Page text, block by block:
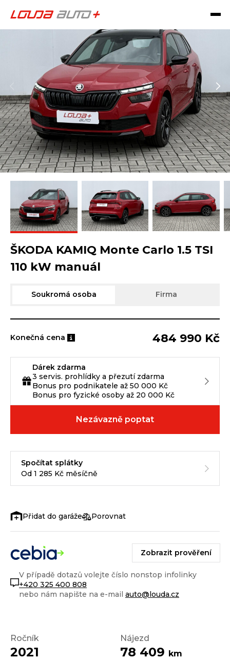
Ročník
2021
Nájezd
78 409 km
ŠKODA KAMIQ Monte Carlo 1.5 TSI
110 kW manuál
Soukromá osoba Firma
Konečná cena 484 990 Kč
Dárek zdarma
3 servis. prohlídky a přezutí zdarma
Bonus pro podnikatele až 50 000 Kč
Bonus pro fyzické osoby až 20 000 Kč
Nezávazně poptat
Spočítat splátky
Od 1 285 Kč měsíčně
Porovnat
Zobrazit prověření
V případě dotazů volejte číslo nonstop infolinky
+420 325 400 808
nebo nám napište na e-mail auto@louda.cz